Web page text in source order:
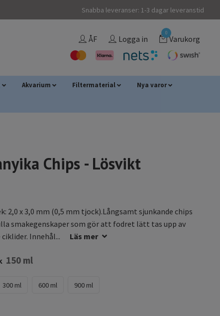
Snabba leveranser: 1-3 dagar leveranstid
ÅF Logga in
0
Varukorg
Akvarium Filtermaterial Nya varor
Chips - Lösvikt
2,0 x 3,0 mm (0,5 mm tjock).Långsamt sjunkande chips
smakegenskaper som gör att fodret lätt tas upp av
Innehål...
Läs mer
150 ml
300 ml 600 ml 900 ml